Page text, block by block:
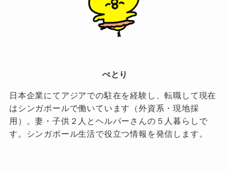
ぺとり
日本企業にてアジアでの駐在を経験し、転職して現在
はシンガポールで働いています（外資系・現地採
用）。妻・子供２人とヘルパーさんの５人暮らしで
す。シンガポール生活で役立つ情報を発信します。